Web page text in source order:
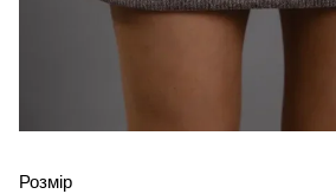
Розмір